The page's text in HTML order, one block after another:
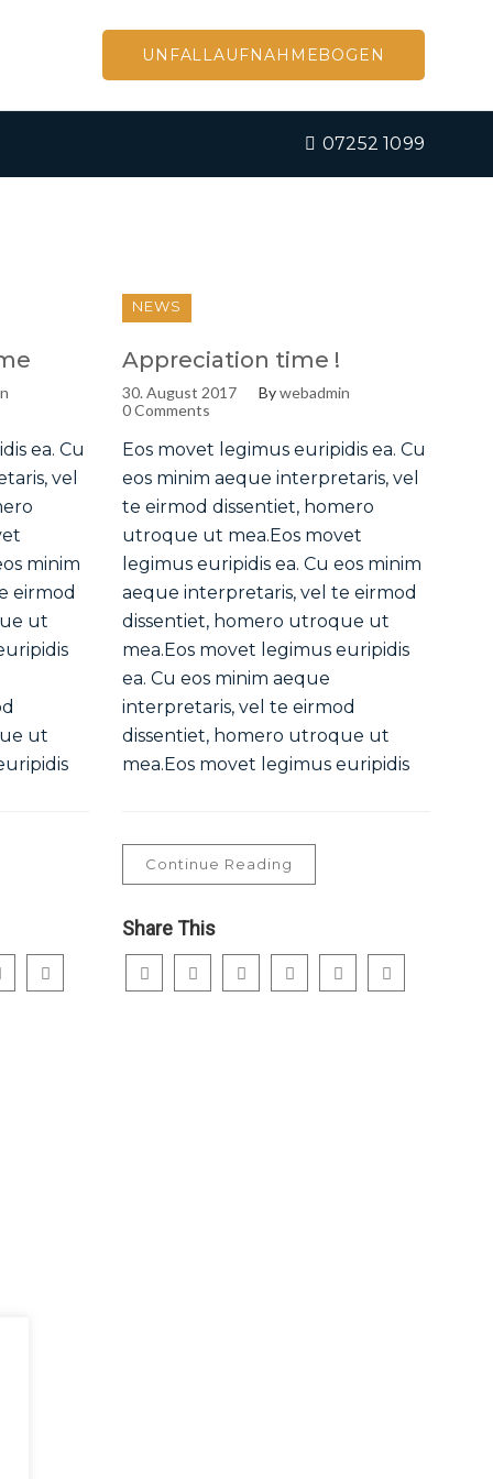
UNFALLAUFNAHMEBOGEN
07252 1099
ea. Cu
vel
minim
eirmod
ut
ut
NEWS
Appreciation time !
30. August 2017 Bywebadmin
0 Comments
Eos movet legimus euripidis ea. Cu
eos minim aeque interpretaris, vel
te eirmod dissentiet, homero
utroque ut mea.Eos movet
legimus euripidis ea. Cu eos minim
aeque interpretaris, vel te eirmod
dissentiet, homero utroque ut
mea.Eos movet legimus euripidis
ea. Cu eos minim aeque
interpretaris, vel te eirmod
dissentiet, homero utroque ut
mea.Eos movet legimus euripidis
Continue Reading
Share This